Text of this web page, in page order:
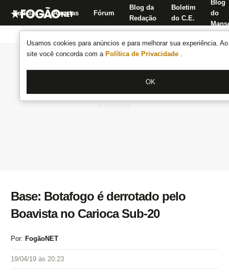
Usamos cookies para anúncios e para melhorar sua experiência.
site você concorda com a Política de Privacidade .
OK
Notícias Apostas Fórum
Blog da
Redação
Boletim
do C.E.
Blog
do
Base: Botafogo é derrotado pelo
Boavista no Carioca Sub-20
Por: FogãoNET
19/04/19 às 20:23